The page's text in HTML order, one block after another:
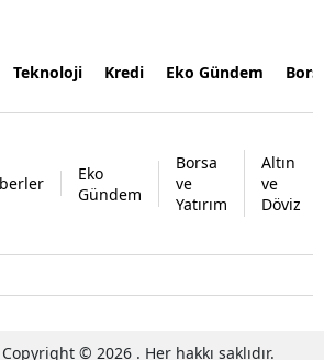
Teknoloji Kredi Eko Gündem
Eko
Gündem
Borsa
ve
Yatırım
Altın
ve
Döviz
Copyright © 2026 . Her hakkı saklıdır.